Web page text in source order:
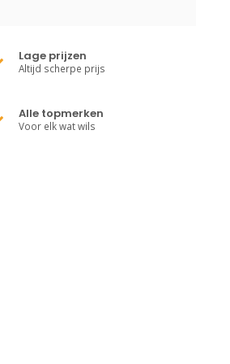
Lage prijzen
Altijd scherpe prijs
Alle topmerken
Voor elk wat wils